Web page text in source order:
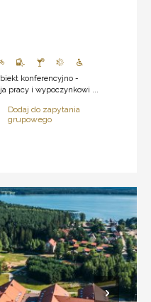
konferencyjno -
pracy i wypoczynkowi ...